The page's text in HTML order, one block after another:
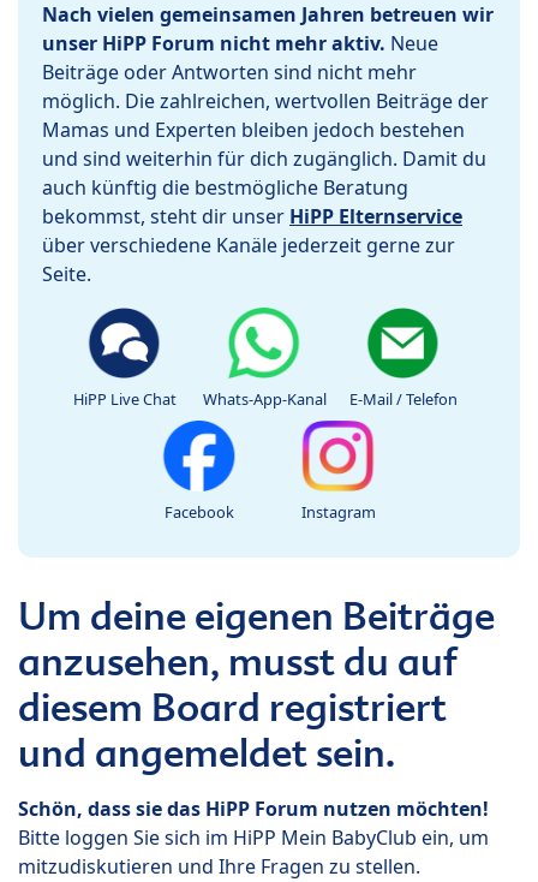
Nach vielen gemeinsamen Jahren betreuen wir
unser HiPP Forum nicht mehr aktiv. Neue
Beiträge oder Antworten sind nicht mehr
möglich. Die zahlreichen, wertvollen Beiträge der
Mamas und Experten bleiben jedoch bestehen
und sind weiterhin für dich zugänglich. Damit du
auch künftig die bestmögliche Beratung
bekommst, steht dir unser HiPP Elternservice
über verschiedene Kanäle jederzeit gerne zur
Seite.
HiPP Live Chat Whats-App-Kanal E-Mail / Telefon
Facebook Instagram
Um deine eigenen Beiträge
anzusehen, musst du auf
diesem Board registriert
und angemeldet sein.
Schön, dass sie das HiPP Forum nutzen möchten!
Bitte loggen Sie sich im HiPP Mein BabyClub ein, um
mitzudiskutieren und Ihre Fragen zu stellen.